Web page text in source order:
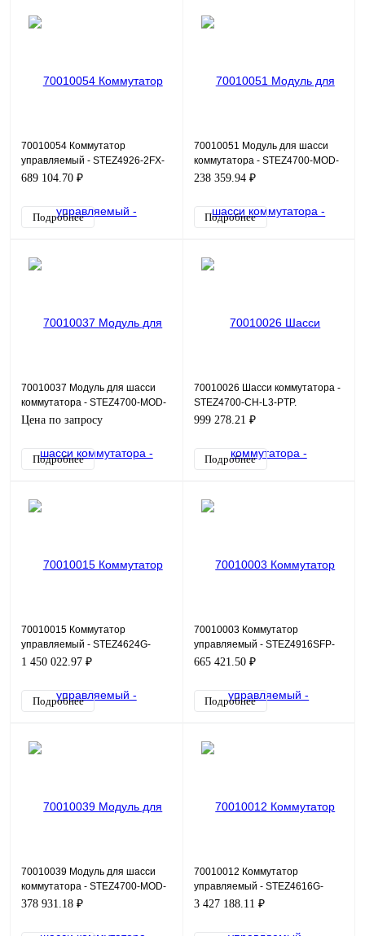
70010054 Коммутатор
управляемый - STEZ4926-2FX-
LV
689 104.70 ₽
Подробнее
70010051 Модуль для шасси
коммутатора - STEZ4700-MOD-
SERIAL
238 359.94 ₽
Подробнее
70010037 Модуль для шасси
коммутатора - STEZ4700-MOD-
4
Цена по запросу
Подробнее
70010026 Шасси коммутатора -
STEZ4700-CH-L3-PTP.
999 278.21 ₽
Подробнее
70010015 Коммутатор
управляемый - STEZ4624G-
4GSFP
1 450 022.97 ₽
Подробнее
70010003 Коммутатор
управляемый - STEZ4916SFP-
8T-4G
665 421.50 ₽
Подробнее
70010039 Модуль для шасси
коммутатора - STEZ4700-MOD-
HSR/PRP-G
378 931.18 ₽
70010012 Коммутатор
управляемый - STEZ4616G-
8GSFP-4XSFP
3 427 188.11 ₽